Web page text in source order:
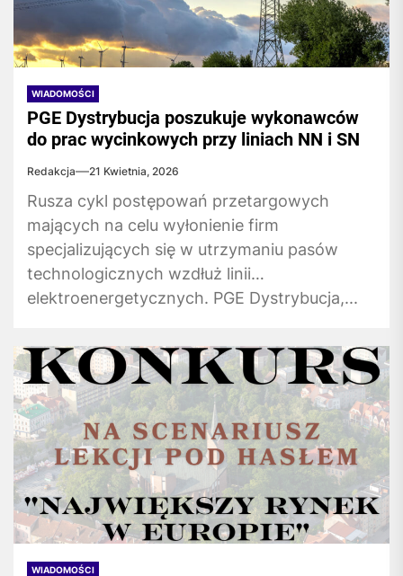
WIADOMOŚCI
PGE Dystrybucja poszukuje wykonawców
do prac wycinkowych przy liniach NN i SN
Redakcja 21 Kwietnia, 2026
Rusza cykl postępowań przetargowych
mających na celu wyłonienie firm
specjalizujących się w utrzymaniu pasów
technologicznych wzdłuż linii
elektroenergetycznych. PGE Dystrybucja,...
WIADOMOŚCI